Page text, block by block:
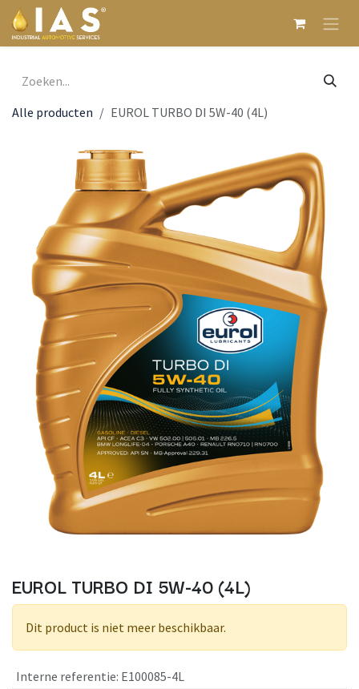
Overslaan naar inhoud
Alle producten EUROL TURBO DI 5W-40 (4L)
EUROL TURBO DI 5W-40 (4L)
Dit product is niet meer beschikbaar.
Interne referentie: E100085-4L